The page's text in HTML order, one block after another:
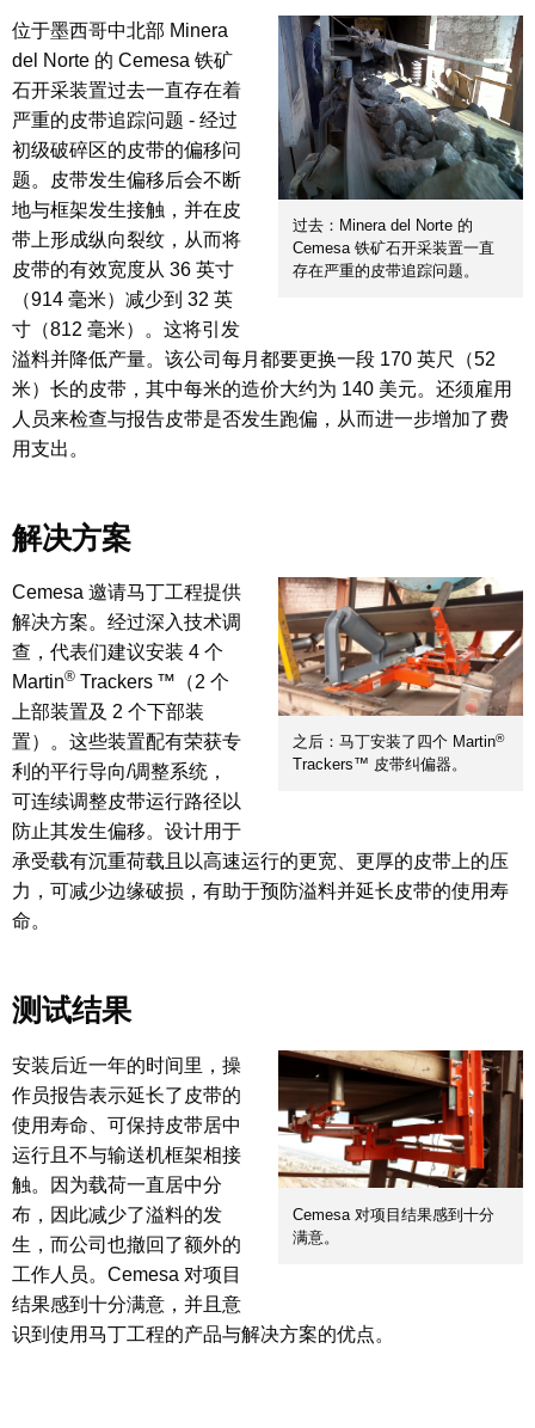
过去：Minera del Norte 的
Cemesa 铁矿石开采装置一直
存在严重的皮带追踪问题。
位于墨西哥中北部 Minera
del Norte 的 Cemesa 铁矿
石开采装置过去一直存在着
严重的皮带追踪问题 - 经过
初级破碎区的皮带的偏移问
题。皮带发生偏移后会不断
地与框架发生接触，并在皮
带上形成纵向裂纹，从而将
皮带的有效宽度从 36 英寸
（914 毫米）减少到 32 英
寸（812 毫米）。这将引发
溢料并降低产量。该公司每月都要更换一段 170 英尺（52
米）长的皮带，其中每米的造价大约为 140 美元。还须雇用
人员来检查与报告皮带是否发生跑偏，从而进一步增加了费
用支出。
解决方案
之后：马丁安装了四个 Martin®
Trackers™ 皮带纠偏器。
Cemesa 邀请马丁工程提供
解决方案。经过深入技术调
查，代表们建议安装 4 个
Martin® Trackers ™（2 个
上部装置及 2 个下部装
置）。这些装置配有荣获专
利的平行导向/调整系统，
可连续调整皮带运行路径以
防止其发生偏移。设计用于
承受载有沉重荷载且以高速运行的更宽、更厚的皮带上的压
力，可减少边缘破损，有助于预防溢料并延长皮带的使用寿
命。
测试结果
Cemesa 对项目结果感到十分
满意。
安装后近一年的时间里，操
作员报告表示延长了皮带的
使用寿命、可保持皮带居中
运行且不与输送机框架相接
触。因为载荷一直居中分
布，因此减少了溢料的发
生，而公司也撤回了额外的
工作人员。Cemesa 对项目
结果感到十分满意，并且意
识到使用马丁工程的产品与解决方案的优点。